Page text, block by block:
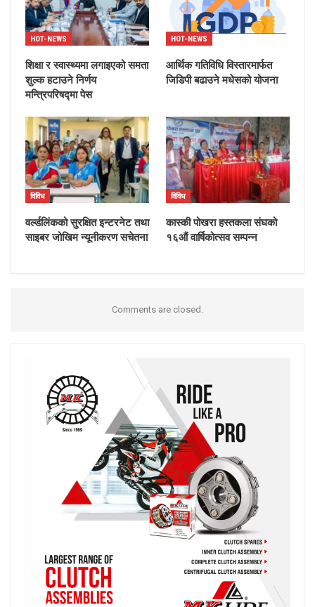
HOT-NEWS
शिक्षा र स्वास्थ्यमा लगाइएको समता
शुल्क हटाउने निर्णय
मन्त्रिपरिषद्मा पेस
HOT-NEWS
आर्थिक गतिविधि विस्तारमार्फत
जिडिपी बढाउने मधेसको योजना
विविध
वर्ल्डलिंकको सुरक्षित इन्टरनेट तथा
साइबर जोखिम न्यूनीकरण सचेतना
विविध
कास्की पोखरा हस्तकला संघको
१६औं वार्षिकोत्सव सम्पन्न
Comments are closed.